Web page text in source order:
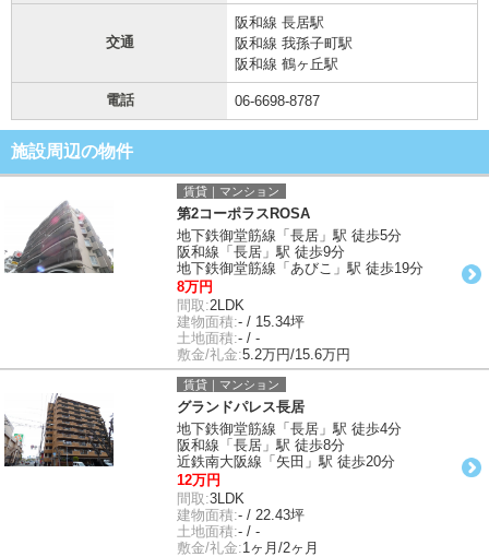
交通
阪和線 長居駅
阪和線 我孫子町駅
阪和線 鶴ヶ丘駅
電話 06-6698-8787
施設周辺の物件
賃貸｜マンション
第2コーポラスROSA
地下鉄御堂筋線「長居」駅 徒歩5分
阪和線「長居」駅 徒歩9分
地下鉄御堂筋線「あびこ」駅 徒歩19分
8万円
間取:2LDK
建物面積:- / 15.34坪
土地面積:- / -
敷金/礼金:5.2万円/15.6万円
賃貸｜マンション
グランドパレス長居
地下鉄御堂筋線「長居」駅 徒歩4分
阪和線「長居」駅 徒歩8分
近鉄南大阪線「矢田」駅 徒歩20分
12万円
間取:3LDK
建物面積:- / 22.43坪
土地面積:- / -
敷金/礼金:1ヶ月/2ヶ月